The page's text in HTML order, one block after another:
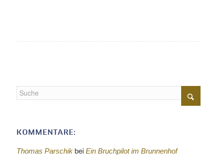
KOMMENTARE:
Thomas Parschikbei Ein Bruchpilot im Brunnenhof